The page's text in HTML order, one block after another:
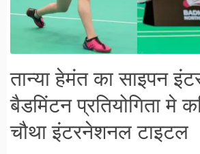
तान्या हेमंत का साइपन
बैडमिंटन प्रतियोगिता मे
चौथा इंटरनेशनल टाइटल